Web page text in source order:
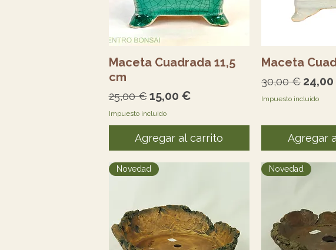
Vista rápida
Maceta Cuadrada 11,5
cm
Precio
25,00 € Precio de oferta
15,00 €
Impuesto incluido
Agregar al carrito
Vista
Maceta
Precio
30,00 €
Impuesto incluido
Agregar
Novedad Novedad